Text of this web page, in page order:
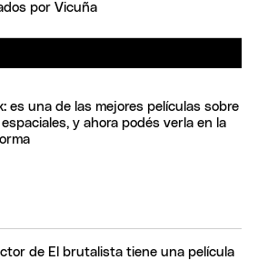
por Vicuña
es una de las mejores películas sobre
y ahora podés verla en la
de El brutalista tiene una película